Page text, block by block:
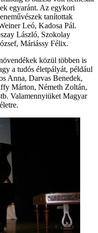
egyaránt. Az egykori
tanítottak
Leó, Kadosa Pál.
László, Szokolay
Máriássy Félix.
közül többen is
a tudós életpályát, például
Anna, Darvas Benedek,
Márton, Németh Zoltán,
Valamennyiüket Magyar